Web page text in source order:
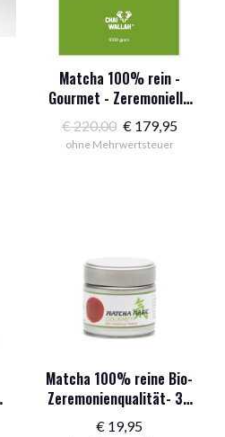
Matcha 100% rein -
Gourmet - Zeremonielle
Qualität 1000 g
€220,00 Der
ursprüngliche
€179,95Der
ohne Mehrwertsteuer
Matcha 100% reine Bio-
Zeremonienqualität- 30
Gramm
€ 19,95